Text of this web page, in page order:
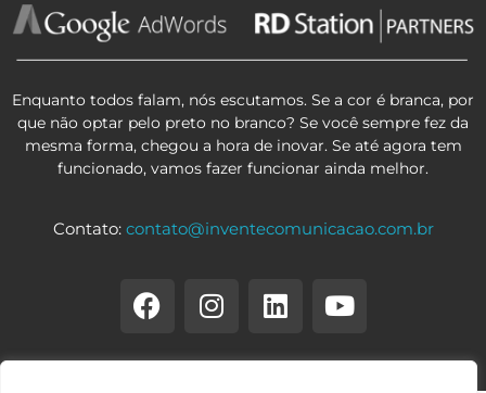
Enquanto todos falam, nós escutamos. Se a cor é branca, por
que não optar pelo preto no branco? Se você sempre fez da
mesma forma, chegou a hora de inovar. Se até agora tem
funcionado, vamos fazer funcionar ainda melhor.
Contato: contato@inventecomunicacao.com.br